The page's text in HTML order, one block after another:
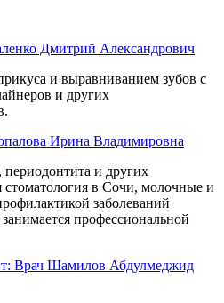
Дмитрий Александрович
и выравниванием зубов с
и других
Ирина Владимировна
периодонтита и других
стоматология в Сочи, молочные и
заболеваний
профессиональной
Врач Шамилов Абдулмеджид